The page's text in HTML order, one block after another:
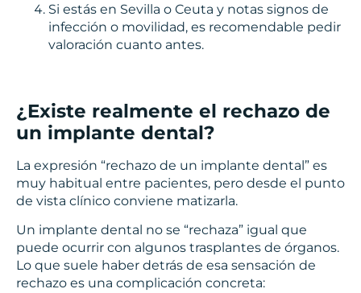
Si estás en Sevilla o Ceuta y notas signos de
infección o movilidad, es recomendable pedir
valoración cuanto antes.
¿Existe realmente el rechazo de
un implante dental?
La expresión “rechazo de un implante dental” es
muy habitual entre pacientes, pero desde el punto
de vista clínico conviene matizarla.
Un implante dental no se “rechaza” igual que
puede ocurrir con algunos trasplantes de órganos.
Lo que suele haber detrás de esa sensación de
rechazo es una complicación concreta: